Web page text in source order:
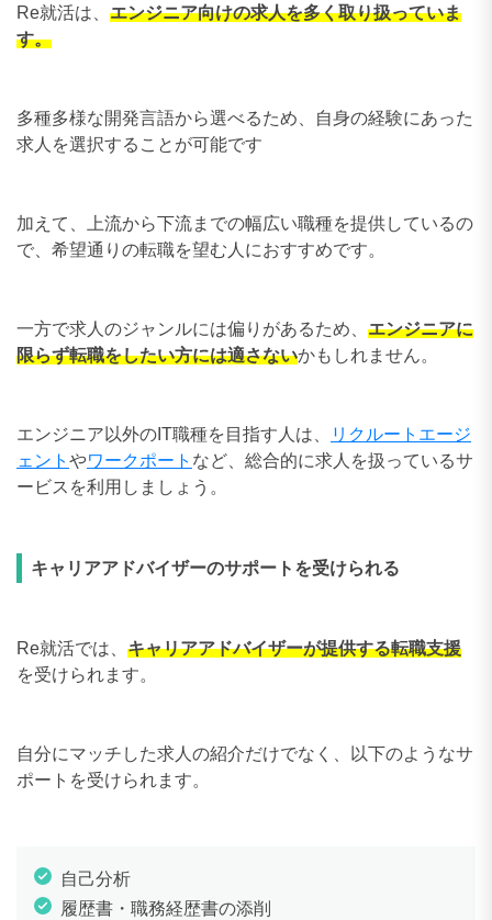
Re就活は、 エンジニア向けの求人を多く取り扱っていま
す。
多種多様な開発言語から選べるため、自身の経験にあった
求人を選択することが可能です
加えて、上流から下流までの幅広い職種を提供しているの
で、希望通りの転職を望む人におすすめです。
一方で求人のジャンルには偏りがあるため、 エンジニアに
限らず転職をしたい方には適さないかもしれません。
エンジニア以外のIT職種を目指す人は、
リクルートエージ
ェント やワークポート など、総合的に求人を扱っているサ
ービスを利用しましょう。
キャリアアドバイザーのサポートを受けられる
Re就活では、 キャリアアドバイザーが提供する転職支援
を受けられます。
自分にマッチした求人の紹介だけでなく、以下のようなサ
ポートを受けられます。
自己分析
履歴書・職務経歴書の添削